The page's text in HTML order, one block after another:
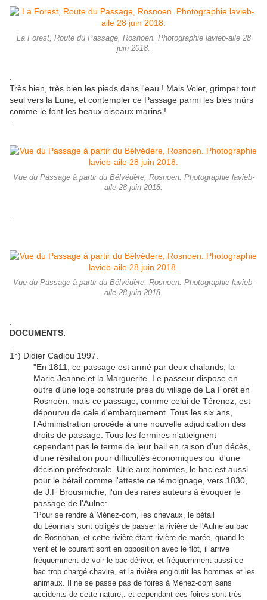
La Forest, Route du Passage, Rosnoen. Photographie lavieb-aile 28
juin 2018.
.
Très bien, très bien les pieds dans l'eau ! Mais Voler, grimper tout
seul vers la Lune, et contempler ce Passage parmi les blés mûrs
comme le font les beaux oiseaux marins !
.
Vue du Passage à partir du Bélvédère, Rosnoen. Photographie lavieb-
aile 28 juin 2018.
.
Vue du Passage à partir du Bélvédère, Rosnoen. Photographie lavieb-
aile 28 juin 2018.
.
DOCUMENTS.
.
1°) Didier Cadiou 1997.
"En 1811, ce passage est armé par deux chalands, la
Marie Jeanne et la Marguerite. Le passeur dispose en
outre d'une loge construite près du village de La Forêt en
Rosnoën, mais ce passage, comme celui de Térenez, est
dépourvu de cale d'embarquement. Tous les six ans,
l'Administration procède à une nouvelle adjudication des
droits de passage. Tous les fermires n'atteignent
cependant pas le terme de leur bail en raison d'un décès,
d'une résiliation pour difficultés économiques ou d'une
décision préfectorale. Utile aux hommes, le bac est aussi
pour le bétail comme l'atteste ce témoignage, vers 1830,
de J.F Brousmiche, l'un des rares auteurs à évoquer le
passage de l'Aulne:
"Pour se rendre à Ménez-com, les chevaux, le bétail
du Léonnais sont obligés de passer la rivière de l'Aulne au bac
de Rosnohan, et cette rivière étant rivière de marée, quand le
vent et le courant sont en opposition avec le flot, il arrive
fréquemment de voir le bac dériver, et fréquemment aussi ce
bac trop chargé chavire, et la rivière engloutit les hommes et les
animaux. Il ne se passe pas de foires à Ménez-com sans
accidents de cette nature,. et cependant ces foires sont très